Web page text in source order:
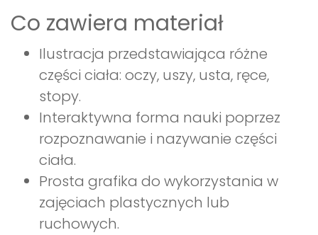
Co zawiera materiał
Ilustracja przedstawiająca różne
części ciała: oczy, uszy, usta, ręce,
stopy.
Interaktywna forma nauki poprzez
rozpoznawanie i nazywanie części
ciała.
Prosta grafika do wykorzystania w
zajęciach plastycznych lub
ruchowych.